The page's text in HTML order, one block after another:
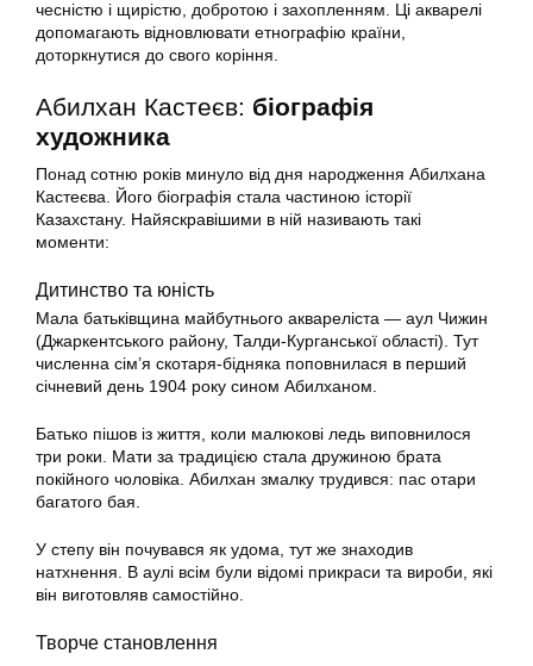
чесністю і щирістю, добротою і захопленням. Ці акварелі
допомагають відновлювати етнографію країни,
доторкнутися до свого коріння.
Абилхан Кастеєв: біографія
художника
Понад сотню років минуло від дня народження Абилхана
Кастеєва. Його біографія стала частиною історії
Казахстану. Найяскравішими в ній називають такі
моменти:
Дитинство та юність
Мала батьківщина майбутнього аквареліста — аул Чижин
(Джаркентського району, Талди-Курганської області). Тут
численна сім’я скотаря-бідняка поповнилася в перший
січневий день 1904 року сином Абилханом.
Батько пішов із життя, коли малюкові ледь виповнилося
три роки. Мати за традицією стала дружиною брата
покійного чоловіка. Абилхан змалку трудився: пас отари
багатого бая.
У степу він почувався як удома, тут же знаходив
натхнення. В аулі всім були відомі прикраси та вироби, які
він виготовляв самостійно.
Творче становлення